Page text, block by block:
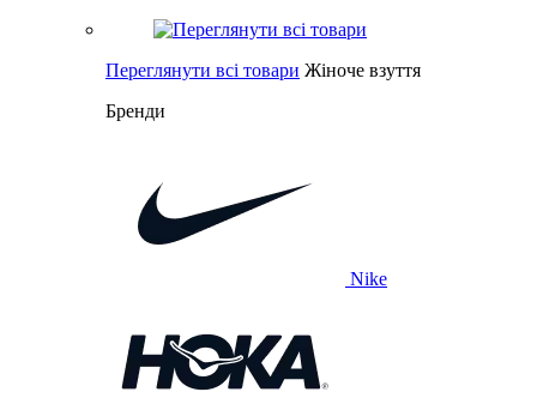
Переглянути всі товари Жіноче взуття
Бренди
Nike